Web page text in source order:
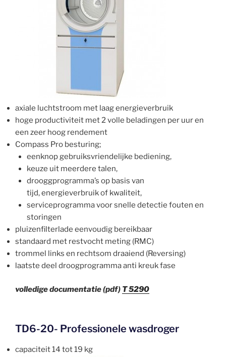
axiale luchtstroom met laag energieverbruik
hoge productiviteit met 2 volle beladingen per uur en
een zeer hoog rendement
Compass Pro besturing;
eenknop gebruiksvriendelijke bediening,
keuze uit meerdere talen,
drooggprogramma’s op basis van
tijd, energieverbruik of kwaliteit,
serviceprogramma voor snelle detectie fouten en
storingen
pluizenfilterlade eenvoudig bereikbaar
standaard met restvocht meting (RMC)
trommel links en rechtsom draaiend (Reversing)
laatste deel droogprogramma anti kreuk fase
volledige documentatie (pdf) T 5290
TD6-20- Professionele wasdroger
capaciteit 14 tot 19 kg